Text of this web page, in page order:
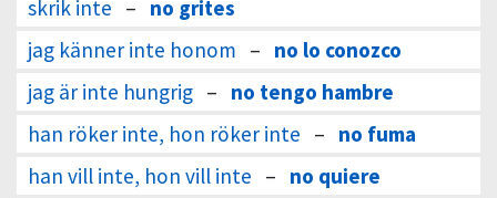
skrik inte – no grites
jag känner inte honom – no lo conozco
jag är inte hungrig – no tengo hambre
han röker inte, hon röker inte – no fuma
han vill inte, hon vill inte – no quiere